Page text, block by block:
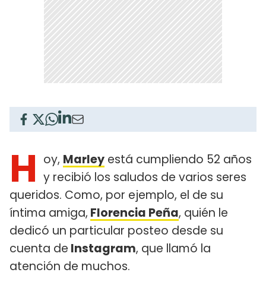
H oy, Marley está cumpliendo 52 años
y recibió los saludos de varios seres
queridos. Como, por ejemplo, el de su
íntima amiga, Florencia Peña, quién le
dedicó un particular posteo desde su
cuenta de Instagram, que llamó la
atención de muchos.